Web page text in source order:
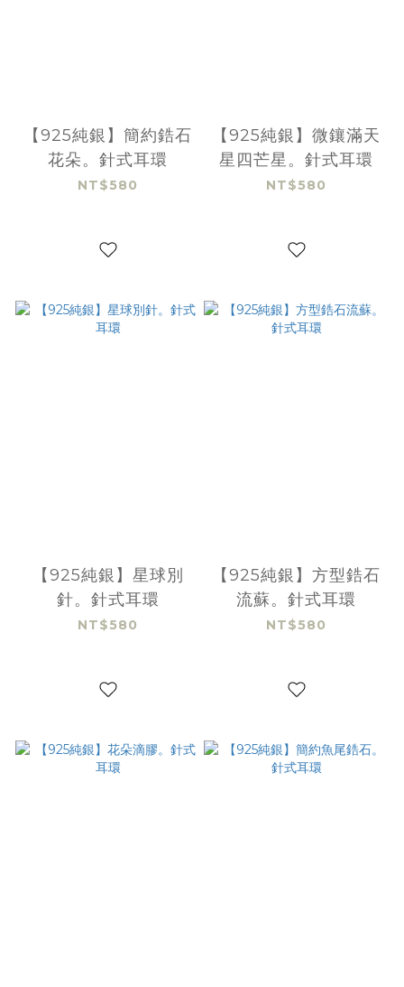
【925純銀】簡約鋯石
花朵。針式耳環
NT$580
【925純銀】微鑲滿天
星四芒星。針式耳環
NT$580
【925純銀】星球別
針。針式耳環
NT$580
【925純銀】方型鋯石
流蘇。針式耳環
NT$580